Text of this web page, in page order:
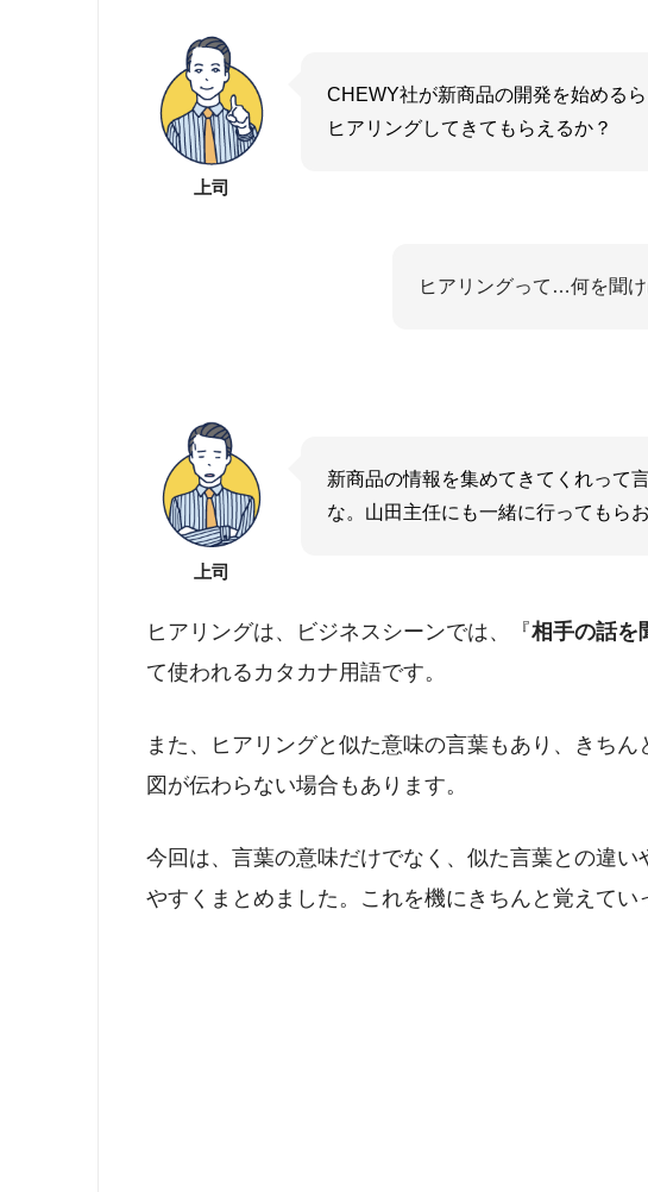
上司
CHEWY社が新商品の開発を始める
ヒアリングしてきてもらえるか？
ヒアリングって…何を聞
上司
新商品の情報を集めてきてくれって
な。山田主任にも一緒に行ってもらお
ヒアリングは、ビジネスシーンでは、『相手の話を
て使われるカタカナ用語です。
また、ヒアリングと似た意味の言葉もあり、きち
図が伝わらない場合もあります。
今回は、言葉の意味だけでなく、似た言葉との違い
やすくまとめました。これを機にきちんと覚えてい